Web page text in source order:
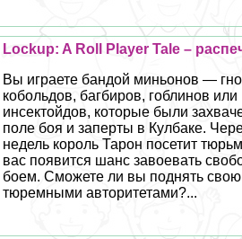
Lockup: A Roll Player Tale –
Вы играете бандой миньонов —
кобольдов, багбиров, гоблинов или
инсектойдов, которые были
поле боя и заперты в Кулбаке.
недель король Тарон посетит
вас появится шанс завоевать
боем. Сможете ли вы поднять свою
тюремными авторитетами?...